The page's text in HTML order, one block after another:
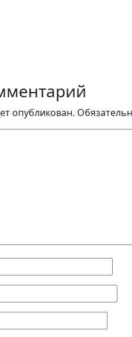
опубликован.